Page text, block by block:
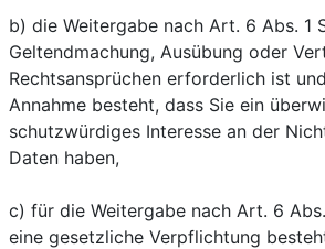
b) die Weitergabe nach Art. 6 Abs. 1
Geltendmachung, Ausübung oder
Rechtsansprüchen erforderlich ist
Annahme besteht, dass Sie ein
schutzwürdiges Interesse an der
Daten haben,
c) für die Weitergabe nach Art. 6
eine gesetzliche Verpflichtung